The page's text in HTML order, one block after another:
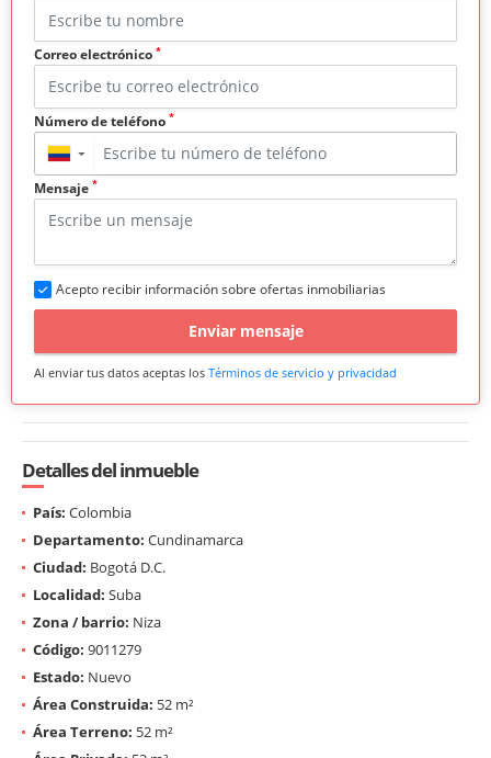
Correo electrónico *
Número de teléfono *
▼
Mensaje *
Acepto recibir información sobre ofertas inmobiliarias
Enviar mensaje
Al enviar tus datos aceptas los Términos de servicio y privacidad
Detalles del inmueble
País: Colombia
Departamento: Cundinamarca
Ciudad: Bogotá D.C.
Localidad: Suba
Zona / barrio: Niza
Código: 9011279
Estado: Nuevo
Área Construida: 52 m²
Área Terreno: 52 m²